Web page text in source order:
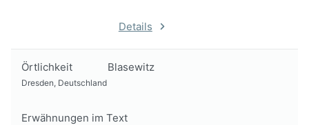
Details
Örtlichkeit Blasewitz
Dresden, Deutschland
Erwähnungen im Text